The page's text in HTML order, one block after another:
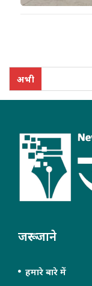
अभी
जरूर जाने
हमारे बारे में